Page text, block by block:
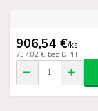
906,54 €/ks
737,02 € bez DPH